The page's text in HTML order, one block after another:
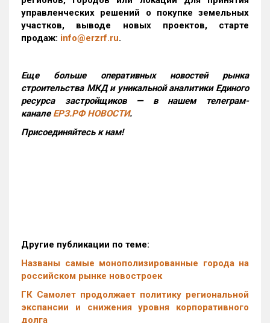
управленческих решений о покупке земельных
участков, выводе новых проектов, старте
продаж: info@erzrf.ru.
Еще больше оперативных новостей рынка
строительства МКД и уникальной аналитики Единого
ресурса застройщиков — в нашем телеграм-
канале ЕРЗ.РФ НОВОСТИ.
Присоединяйтесь к нам!
Другие публикации по теме:
Названы самые монополизированные города на
российском рынке новостроек
ГК Самолет продолжает политику региональной
экспансии и снижения уровня корпоративного
долга